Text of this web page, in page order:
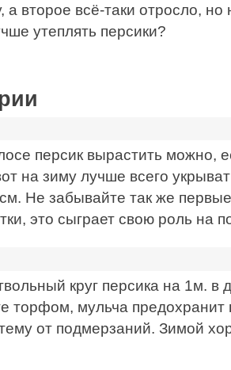
а второе всё-таки отросло, но
утеплять персики?
персик вырастить можно,
на зиму лучше всего
Не забывайте так же
это сыграет свою роль на
круг персика на 1м. в
торфом, мульча предохранит
от подмерзаний. Зимой